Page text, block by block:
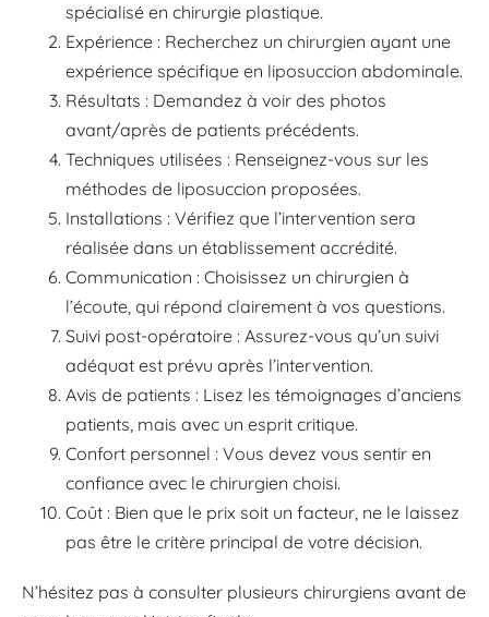
spécialisé en chirurgie plastique.
Expérience : Recherchez un chirurgien ayant une
expérience spécifique en liposuccion abdominale.
Résultats : Demandez à voir des photos
avant/après de patients précédents.
Techniques utilisées : Renseignez-vous sur les
méthodes de liposuccion proposées.
Installations : Vérifiez que l’intervention sera
réalisée dans un établissement accrédité.
Communication : Choisissez un chirurgien à
l’écoute, qui répond clairement à vos questions.
Suivi post-opératoire : Assurez-vous qu’un suivi
adéquat est prévu après l’intervention.
Avis de patients : Lisez les témoignages d’anciens
patients, mais avec un esprit critique.
Confort personnel : Vous devez vous sentir en
confiance avec le chirurgien choisi.
Coût : Bien que le prix soit un facteur, ne le laissez
pas être le critère principal de votre décision.
N’hésitez pas à consulter plusieurs chirurgiens avant de